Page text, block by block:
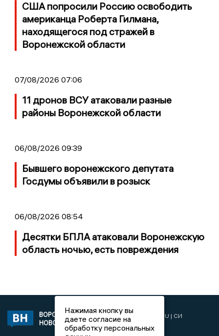
США попросили Россию освободить
американца Роберта Гилмана,
находящегося под стражей в
Воронежской области
07/08/2026 07:06
11 дронов ВСУ атаковали разные
районы Воронежской области
06/08/2026 09:39
Бывшего воронежского депутата
Госдумы объявили в розыск
06/08/2026 08:54
Десятки БПЛА атаковали Воронежскую
область ночью, есть повреждения
ВОРОНЕЖСКИЕ
НОВОСТИ
2019 © VORONEZHNEWS.RU | СИ
«Воронежские новости»
Нажимая кнопку вы
даете согласие на
обработку персональных